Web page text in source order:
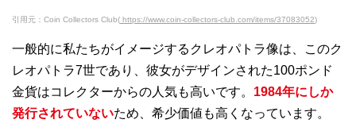
引用元：Coin Collectors Club( https://www.coin-collectors-club.com/items/37083052)
一般的に私たちがイメージするクレオパトラ像は、このク
レオパトラ7世であり、彼女がデザインされた100ポンド
金貨はコレクターからの人気も高いです。 1984年にしか
発行されていないため、希少価値も高くなっています。